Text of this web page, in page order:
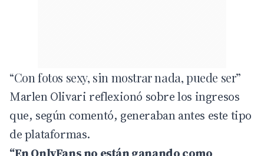
“Con fotos sexy, sin mostrar nada, puede ser”
Marlen Olivari reflexionó sobre los ingresos
que, según comentó, generaban antes este tipo
de plataformas.